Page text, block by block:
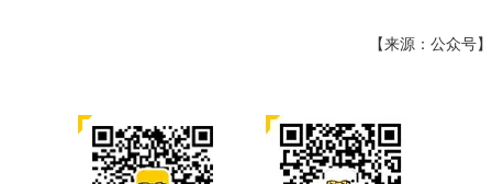
【来源：公众号】